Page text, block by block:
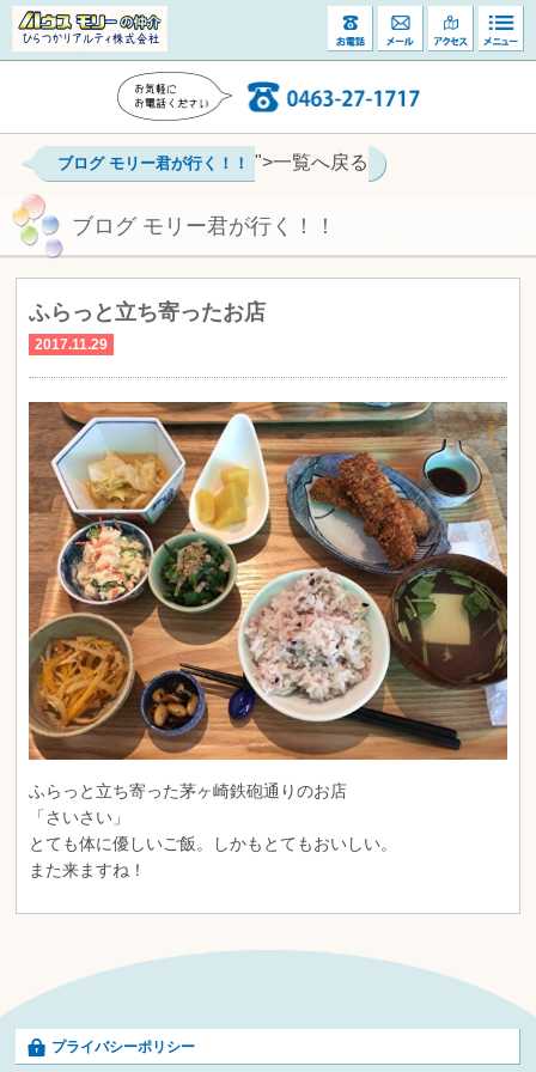
ブログ モリー君が行く！！ ">一覧へ戻る
ブログ モリー君が行く！！
ふらっと立ち寄ったお店
2017.11.29
ふらっと立ち寄った茅ヶ崎鉄砲通りのお店
「さいさい」
とても体に優しいご飯。しかもとてもおいしい。
また来ますね！
プライバシーポリシー